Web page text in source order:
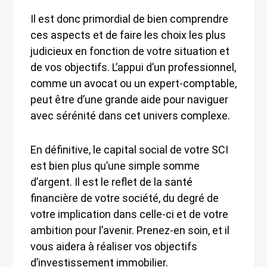
Il est donc primordial de bien comprendre
ces aspects et de faire les choix les plus
judicieux en fonction de votre situation et
de vos objectifs. L’appui d’un professionnel,
comme un avocat ou un expert-comptable,
peut être d’une grande aide pour naviguer
avec sérénité dans cet univers complexe.
En définitive, le capital social de votre SCI
est bien plus qu’une simple somme
d’argent. Il est le reflet de la santé
financière de votre société, du degré de
votre implication dans celle-ci et de votre
ambition pour l’avenir. Prenez-en soin, et il
vous aidera à réaliser vos objectifs
d’investissement immobilier.